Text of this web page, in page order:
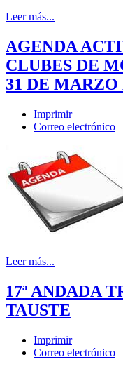
Leer más...
AGENDA
CLUBES DE
31 DE MARZO
Imprimir
Correo electrónico
Leer más...
17ª ANDADA
TAUSTE
Imprimir
Correo electrónico